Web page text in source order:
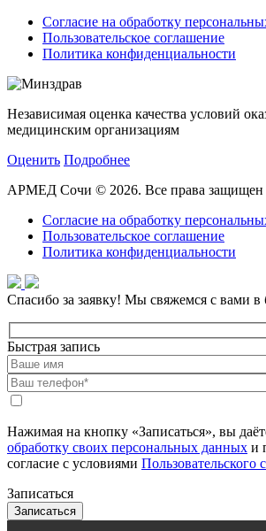
Согласие на обработку
Пользовательское соглашение
Политика конфиденциальности
Независимая оценка качества условий
медицинским организациям
Оценить Подробнее
АРМЕД Сочи © 2026. Все права защищен
Согласие на обработку
Пользовательское соглашение
Политика конфиденциальности
Спасибо за заявку! Мы свяжемся с вами в
Быстрая запись
Нажимая на кнопку «Записаться», вы
обработку своих персональных данных и
согласие с условиями Пользовательского
Записаться